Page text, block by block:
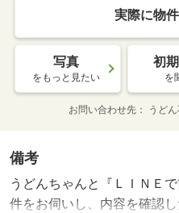
実際に物
写真
をもっと見たい
初
を
お問い合わせ先 うど
備考
うどんちゃんと『ＬＩＮＥ
件をお伺いし、内容を確認